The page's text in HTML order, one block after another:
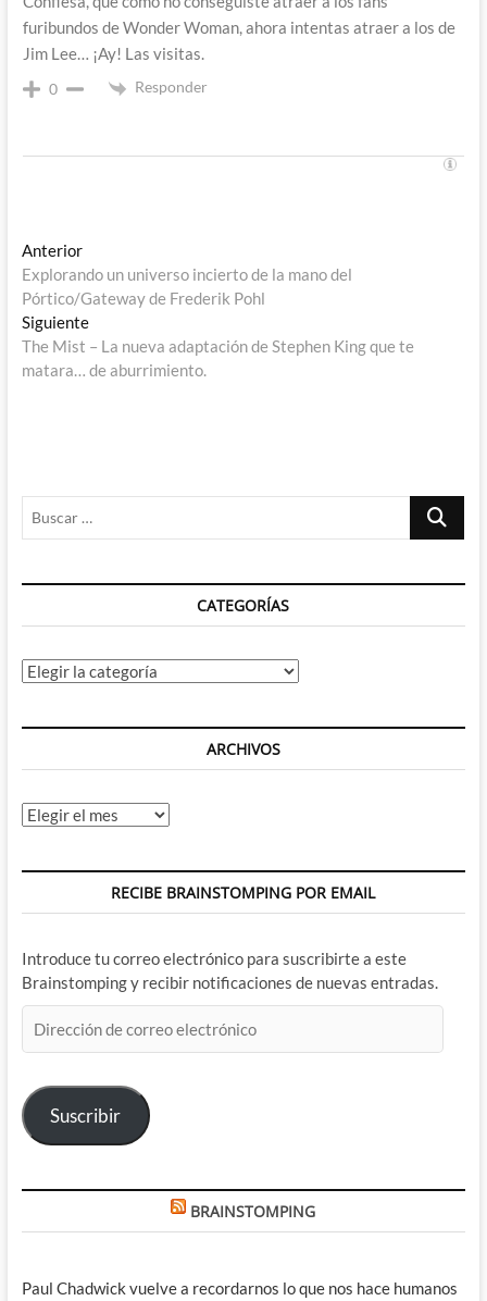
furibundos de Wonder Woman, ahora intentas atraer a los de
Jim Lee… ¡Ay! Las visitas.
0 Responder
Navegación
de
entradas
AnteriorEntrada
anterior:
Explorando un universo incierto de la mano del
Pórtico/Gateway de Frederik Pohl
SiguienteEntrada
siguiente:
The Mist – La nueva adaptación de Stephen King que te
matara… de aburrimiento.
Buscar
CATEGORÍAS
Categorías
ARCHIVOS
Archivos
RECIBE BRAINSTOMPING POR EMAIL
Introduce tu correo electrónico para suscribirte a este
Brainstomping y recibir notificaciones de nuevas entradas.
de
electrónico
Suscribir
BRAINSTOMPING
Paul Chadwick vuelve a recordarnos lo que nos hace humanos